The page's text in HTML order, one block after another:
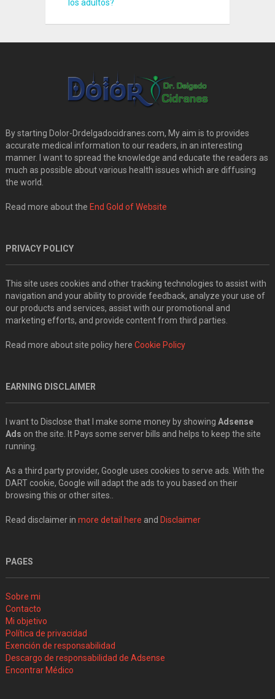
los adultos?
By starting Dolor-Drdelgadocidranes.com, My aim is to provides
accurate medical information to our readers, in an interesting
manner. I want to spread the knowledge and educate the readers as
much as possible about various health issues which are diffusing
the world.
Read more about the End Gold of Website
PRIVACY POLICY
This site uses cookies and other tracking technologies to assist with
navigation and your ability to provide feedback, analyze your use of
our products and services, assist with our promotional and
marketing efforts, and provide content from third parties.
Read more about site policy here Cookie Policy
EARNING DISCLAIMER
I want to Disclose that I make some money by showing Adsense
Ads on the site. It Pays some server bills and helps to keep the site
running.
As a third party provider, Google uses cookies to serve ads. With the
DART cookie, Google will adapt the ads to you based on their
browsing this or other sites..
Read disclaimer in more detail here and Disclaimer
PAGES
Sobre mi
Contacto
Mi objetivo
Política de privacidad
Exención de responsabilidad
Descargo de responsabilidad de Adsense
Encontrar Médico